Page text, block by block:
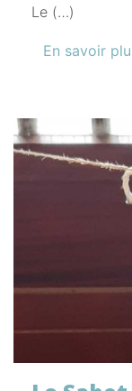
Le (…)
En savoir